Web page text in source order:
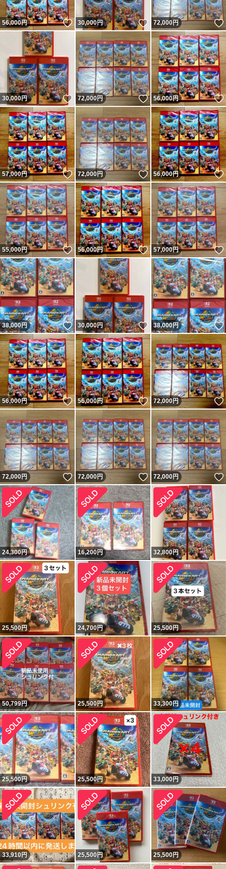
56,000円 いいね！
30,000円 いいね！
72,000円
30,000円 いいね！
72,000円 いいね！
56,000円
57,000円 いいね！
72,000円 いいね！
56,000円
55,000円 いいね！
56,000円 いいね！
57,000円
38,000円 いいね！
30,000円 いいね！
38,000円
56,000円 いいね！
56,000円 いいね！
72,000円
72,000円 いいね！
72,000円 いいね！
72,000円
24,300円 16,200円 32,800円
25,500円 24,700円 25,500円
50,799円 25,500円 33,300円
25,500円 25,500円 33,000円
33,910円 25,500円 25,500円